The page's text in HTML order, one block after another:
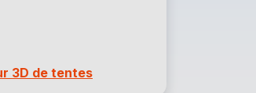
3D de tentes